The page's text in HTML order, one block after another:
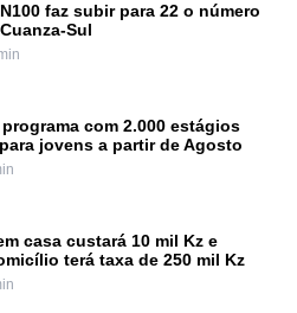
faz subir para 22 o número
Sul
programa com 2.000 estágios
jovens a partir de Agosto
casa custará 10 mil Kz e
terá taxa de 250 mil Kz